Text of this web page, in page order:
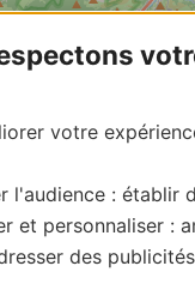
votre
l'audience : établir
et personnaliser :
des
ou le
merci de